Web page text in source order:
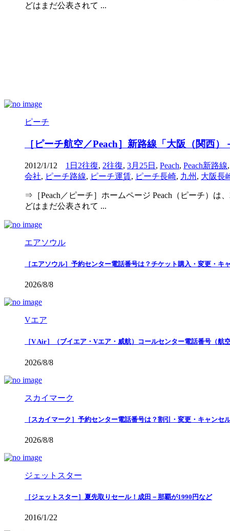
どはまだ公表されて ...
ピーチ
［ピーチ航空／Peach］新路線「大阪（関西
2012/1/12 1日2往復, 2往復, 3月25日 , Peach, Peach新路線,
会社, ピーチ路線, ピーチ運賃, ピーチ長崎, 九州 , 大阪長
⇒［Peach／ピーチ］ホームページ Peach（ピーチ）は
どはまだ公表されて ...
エアソウル
［エアソウル］予約センター電話番号は？チケット購入・変更・キ
2026/8/8
Vエア
［V Air］（ブイエア・Vエア・威航）コールセンター電話番号（航
2026/8/8
スカイマーク
［スカイマーク］予約センター電話番号は？割引・変更・キャンセ
2026/8/8
ジェットスター
［ジェットスター］夏先取りセール！成田－那覇が1990円など
2016/1/22